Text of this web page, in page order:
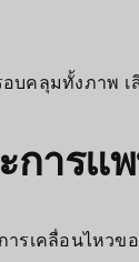
บคลุมทั้งภาพ เ
การแ
ารเคลื่อนไหว